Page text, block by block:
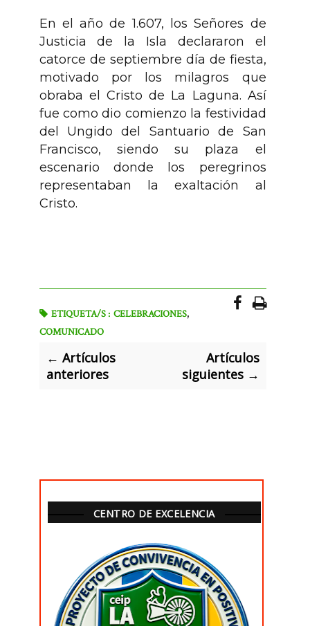
En el año de 1.607, los Señores de
Justicia de la Isla declararon el
catorce de septiembre día de fiesta,
motivado por los milagros que
obraba el Cristo de La Laguna. Así
fue como dio comienzo la festividad
del Ungido del Santuario de San
Francisco, siendo su plaza el
escenario donde los peregrinos
representaban la exaltación al
Cristo.
ETIQUETA/S : CELEBRACIONES,
COMUNICADO
← Artículos
anteriores
Artículos
siguientes →
CENTRO DE EXCELENCIA